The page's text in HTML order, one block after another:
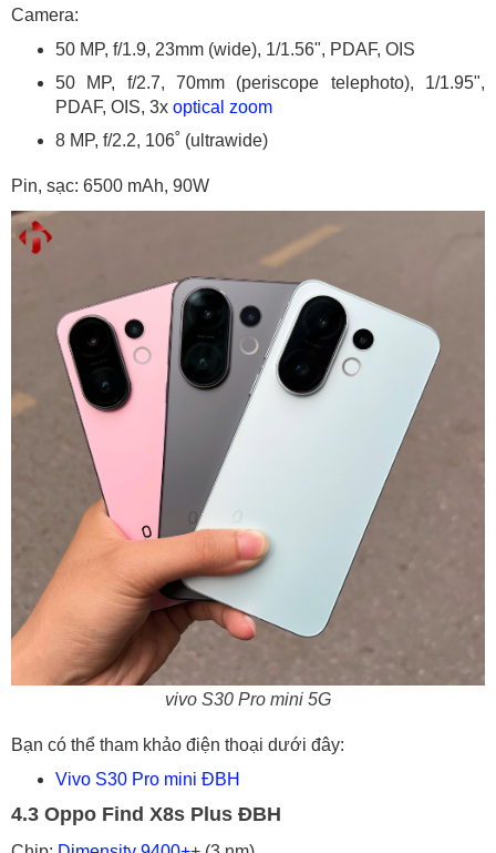
Camera:
50 MP, f/1.9, 23mm (wide), 1/1.56", PDAF, OIS
50 MP, f/2.7, 70mm (periscope telephoto), 1/1.95",
PDAF, OIS, 3x optical zoom
8 MP, f/2.2, 106˚ (ultrawide)
Pin, sạc: 6500 mAh, 90W
vivo S30 Pro mini 5G
Bạn có thể tham khảo điện thoại dưới đây:
Vivo S30 Pro mini ĐBH
4.3 Oppo Find X8s Plus ĐBH